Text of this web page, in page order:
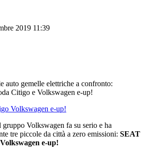
2019 11:39
Volkswagen e-up!
Volkswagen fa su serio e ha
tre piccole da città a zero emissioni: SEAT
e-up!